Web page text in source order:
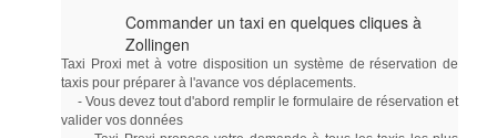
Commander un taxi en quelques cliques à
Zollingen
Taxi Proxi met à votre disposition un système de réservation de
taxis pour préparer à l'avance vos déplacements.
- Vous devez tout d'abord remplir le formulaire de réservation et
valider vos données